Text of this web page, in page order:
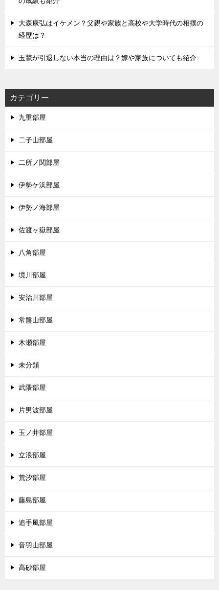
大森康弘はイケメン？父親や家族と高校や大学時代の相撲の
経歴は？
玉鷲が引退しない本当の理由は？嫁や家族についても紹介
カテゴリー
九重部屋
二子山部屋
二所ノ関部屋
伊勢ケ浜部屋
伊勢ノ海部屋
佐渡ヶ嶽部屋
八角部屋
境川部屋
安治川部屋
常盤山部屋
木瀬部屋
未分類
武隈部屋
片男波部屋
玉ノ井部屋
立浪部屋
荒汐部屋
藤島部屋
追手風部屋
音羽山部屋
高砂部屋